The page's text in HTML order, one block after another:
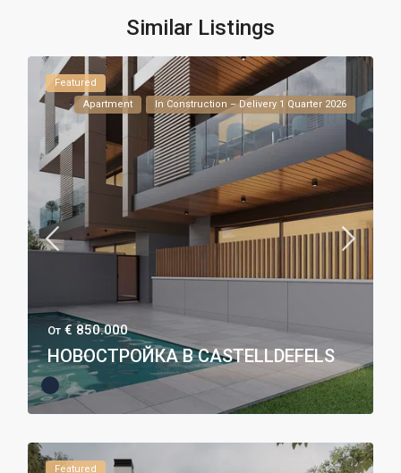
Similar Listings
Featured
Apartment
In Construction – Delivery 1 Quarter 2026
От € 850.000
НОВОСТРОЙКА В CASTELLDEFELS
Featured